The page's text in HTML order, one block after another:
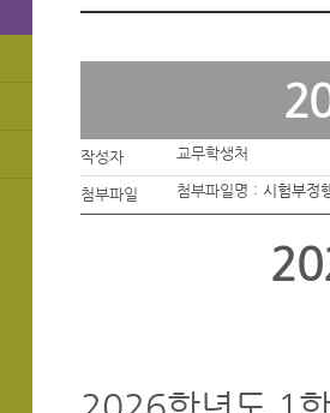
작성자 교무학생처
첨부파일 첨부파일명 : 시험부정